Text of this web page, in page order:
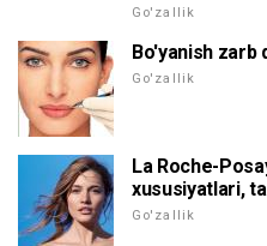
Go'zallik
Bo'yanish zarb
Go'zallik
La Roche-
xususiyatlari,
Go'zallik